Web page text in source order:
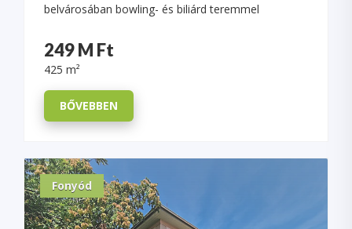
belvárosában bowling- és biliárd teremmel
249 M Ft
425 m²
BŐVEBBEN
Fonyód